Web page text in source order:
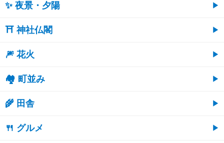
✨ 夜景・夕陽
⛩ 神社仏閣
🎆 花火
🏘 町並み
🌾 田舎
🍴 グルメ